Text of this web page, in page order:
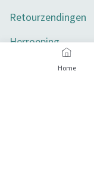
Home
Retourzendingen
Herroeping
Toegankelijkheid